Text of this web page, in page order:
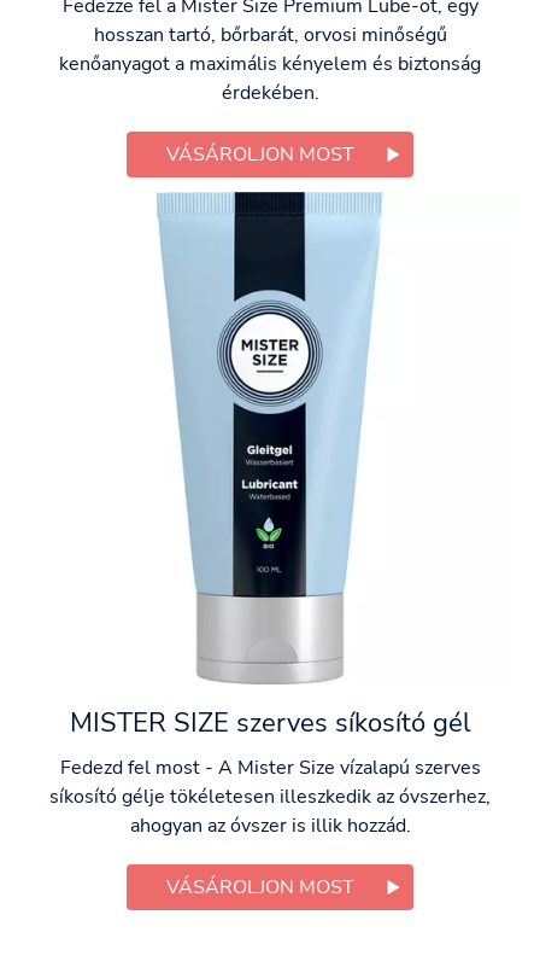
Fedezze fel a Mister Size Premium Lube-ot, egy
hosszan tartó, bőrbarát, orvosi minőségű
kenőanyagot a maximális kényelem és biztonság
érdekében.
VÁSÁROLJON MOST
MISTER SIZE szerves síkosító gél
Fedezd fel most - A Mister Size vízalapú szerves
síkosító gélje tökéletesen illeszkedik az óvszerhez,
ahogyan az óvszer is illik hozzád.
VÁSÁROLJON MOST